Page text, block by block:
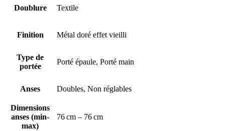
Doublure Textile
Finition Métal doré effet vieilli
Type de
portée
Porté épaule, Porté main
Anses Doubles, Non réglables
Dimensions
anses (min-
max)
76 cm – 76 cm